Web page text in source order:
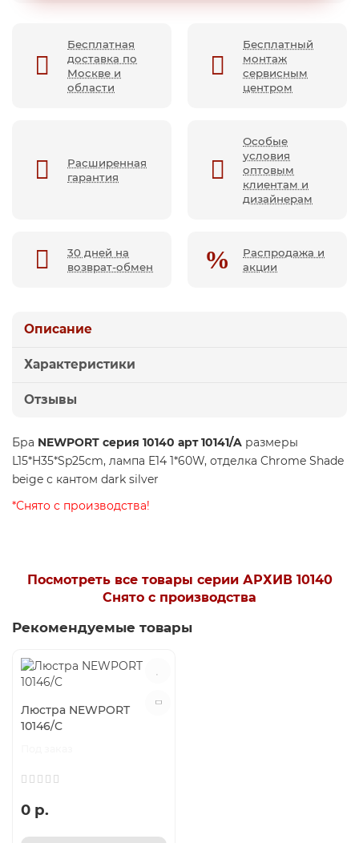
Бесплатная
доставка по
Москве и
области
Бесплатный
монтаж
сервисным
центром
Расширенная
гарантия
Особые
условия
оптовым
клиентам и
дизайнерам
30 дней на
возврат-обмен
Распродажа и
акции
Описание
Характеристики
Отзывы
Бра NEWPORT серия 10140 арт 10141/A размеры
L15*H35*Sp25cm, лампа E14 1*60W, отделка Chrome Shade
beige с кантом dark silver
*Снято с производства!
Посмотреть все товары серии АРХИВ 10140
Снято с производства
Рекомендуемые товары
Люстра NEWPORT
10146/C
0 р.